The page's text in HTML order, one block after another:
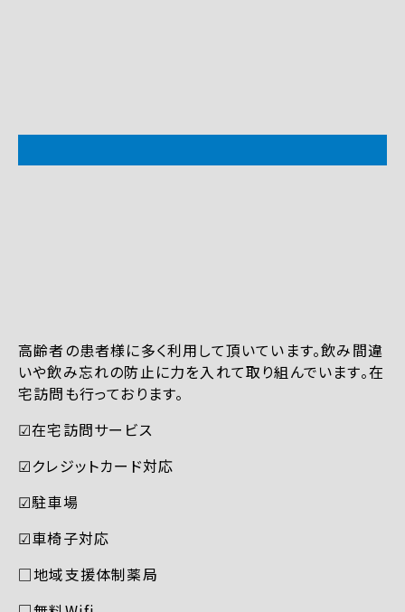
高齢者の患者様に多く利用して頂いています。飲み間違
いや飲み忘れの防止に力を入れて取り組んでいます。在
宅訪問も行っております。
☑︎在宅訪問サービス
☑︎クレジットカード対応
☑︎駐車場
☑︎車椅子対応
□地域支援体制薬局